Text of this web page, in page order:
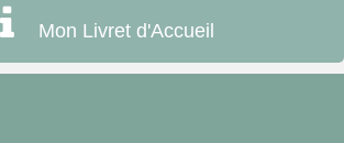
Mon Livret d'Accueil